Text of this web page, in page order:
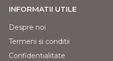
INFORMATII UTILE
Despre noi
Termeni si conditii
Confidentialitate